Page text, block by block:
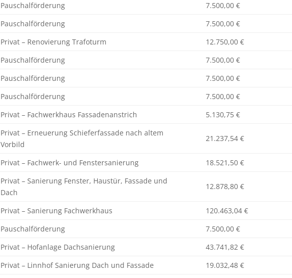
Pauschalförderung
7.500,00 €
Pauschalförderung
7.500,00 €
Privat – Renovierung Trafoturm
12.750,00 €
Pauschalförderung
7.500,00 €
Pauschalförderung
7.500,00 €
Pauschalförderung
7.500,00 €
Privat – Fachwerkhaus Fassadenanstrich 5.130,75 €
Privat – Erneuerung Schieferfassade nach altem
Vorbild
21.237,54 €
Privat – Fachwerk- und Fenstersanierung 18.521,50 €
Privat – Sanierung Fenster, Haustür, Fassade und
Dach
12.878,80 €
Privat – Sanierung Fachwerkhaus
120.463,04 €
Pauschalförderung
7.500,00 €
Privat – Hofanlage Dachsanierung
43.741,82 €
Privat – Linnhof Sanierung Dach und Fassade
19.032,48 €